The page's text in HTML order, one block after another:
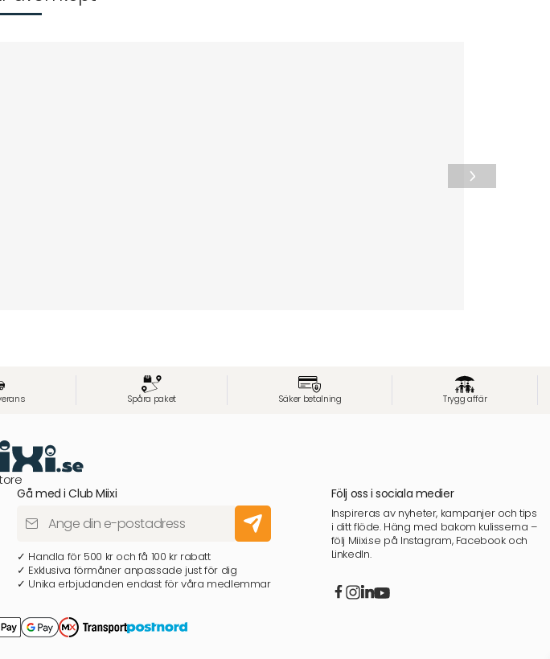
Spåra paket Säker betalning Trygg affär
Gå med i Club Miixi
✓ Handla för 500 kr och få 100 kr rabatt
✓ Exklusiva förmåner anpassade just för dig
✓ Unika erbjudanden endast för våra medlemmar
Följ oss i sociala medier
Inspireras av nyheter, kampanjer och tips
i ditt flöde. Häng med bakom kulisserna –
följ Miixi.se på Instagram, Facebook och
LinkedIn.